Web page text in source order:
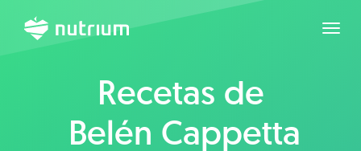
Recetas de
Belén Cappetta